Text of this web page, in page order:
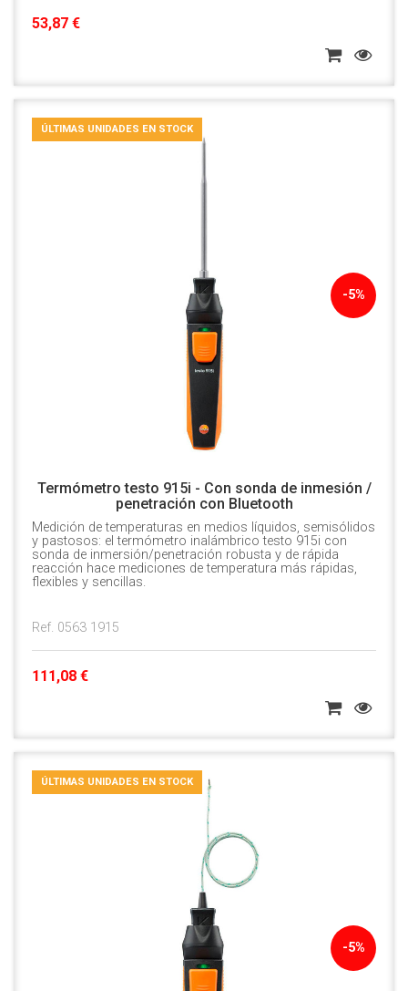
53,87 €
-5%
ÚLTIMAS UNIDADES EN STOCK
Termómetro testo 915i - Con sonda de inmesión /
penetración con Bluetooth
Medición de temperaturas en medios líquidos, semisólidos
y pastosos: el termómetro inalámbrico testo 915i con
sonda de inmersión/penetración robusta y de rápida
reacción hace mediciones de temperatura más rápidas,
flexibles y sencillas.
Ref. 0563 1915
111,08 €
-5%
ÚLTIMAS UNIDADES EN STOCK